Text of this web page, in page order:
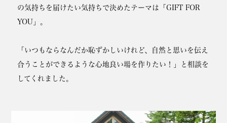
の気持ちを届けたい気持ちで決めたテーマは「GIFT FOR
YOU」。
「いつもならなんだか恥ずかしいけれど、自然と思いを伝え
合うことができるような心地良い場を作りたい！」と相談を
してくれました。